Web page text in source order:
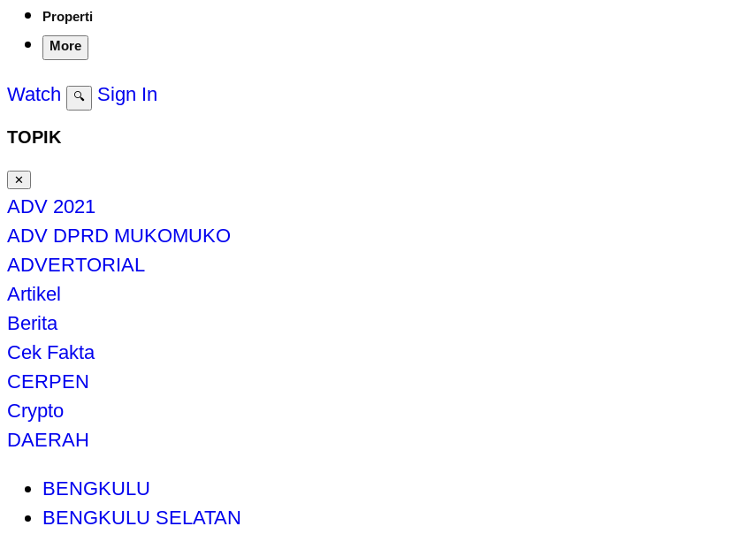
Properti
More
Watch 🔍 Sign In
TOPIK
✕
ADV 2021
ADV DPRD MUKOMUKO
ADVERTORIAL
Artikel
Berita
Cek Fakta
CERPEN
Crypto
DAERAH
BENGKULU
BENGKULU SELATAN